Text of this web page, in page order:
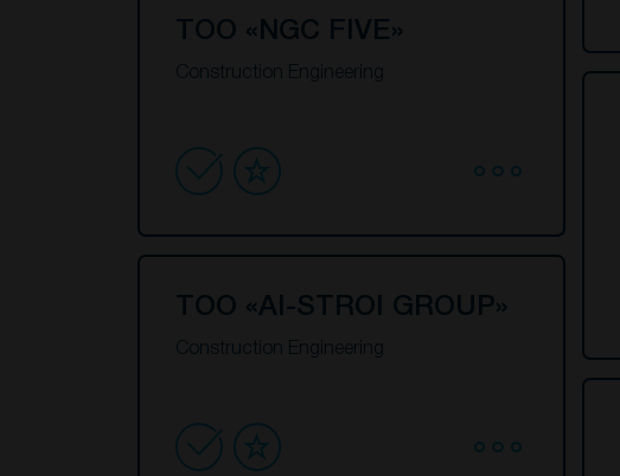
ТОО «NGC FIVE»
Construction Engineering
ТОО «AI-STROI GROUP»
Construction Engineering